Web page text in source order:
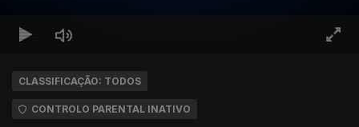
CLASSIFICAÇÃO: TODOS
CONTROLO PARENTAL INATIVO